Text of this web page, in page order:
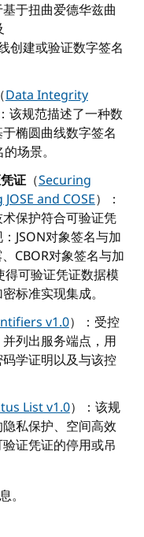
于扭曲爱德华兹曲
创建或验证数字签名
Data Integrity
该规范描述了一种数
椭圆曲线数字签名
场景。
证（Securing
and COSE）：
保护符合可验证凭
JSON对象签名与加
CBOR对象签名与加
得可验证凭证数据模
标准实现集成。
v1.0）：受控
列出服务端点，用
学证明以及与该控
List v1.0）：该规
私保护、空间高效
证凭证的停用或吊
。